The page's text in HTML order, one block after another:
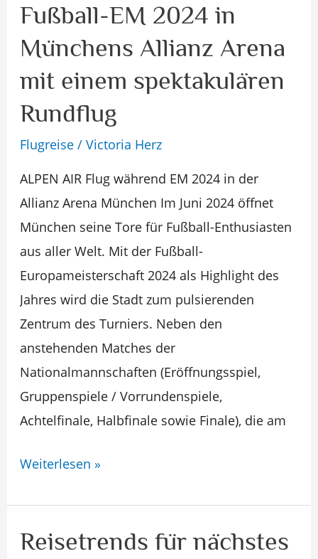
Fußball-EM 2024 in
Münchens Allianz Arena
mit einem spektakulären
Rundflug
Flugreise/ Victoria Herz
ALPEN AIR Flug während EM 2024 in der
Allianz Arena München Im Juni 2024 öffnet
München seine Tore für Fußball-Enthusiasten
aus aller Welt. Mit der Fußball-
Europameisterschaft 2024 als Highlight des
Jahres wird die Stadt zum pulsierenden
Zentrum des Turniers. Neben den
anstehenden Matches der
Nationalmannschaften (Eröffnungsspiel,
Gruppenspiele / Vorrundenspiele,
Achtelfinale, Halbfinale sowie Finale), die am
Fußball-
2024
in
Münchens
Arena
mit
einem
spektakulären
Rundflug
Weiterlesen »
Reisetrends für nächstes
Reisetrends